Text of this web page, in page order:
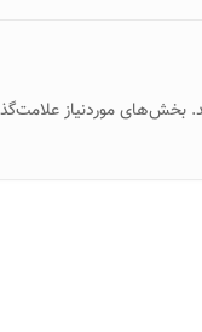
بخش‌های موردنیاز